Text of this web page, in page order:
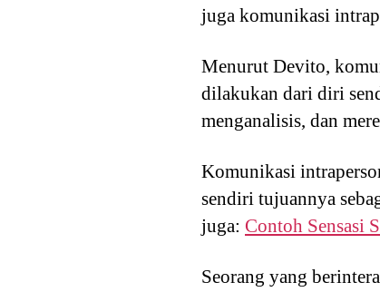
juga komunikasi
Menurut Devito,
dilakukan dari diri
menganalisis, dan
Komunikasi
sendiri tujuannya
juga: Contoh Sensasi
Seorang yang